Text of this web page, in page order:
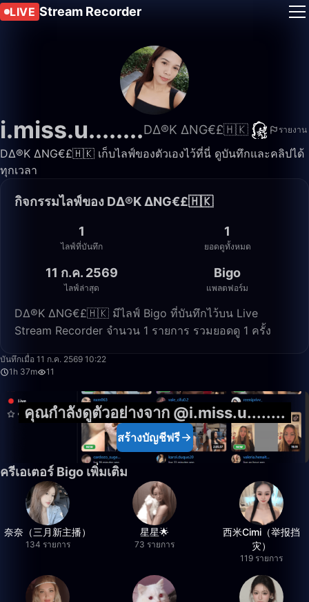
LIVE Stream Recorder
i.miss.u........D∆®K ∆NG€£🇭🇰 รายงาน
D∆®K ∆NG€£🇭🇰 เก็บไลฟ์ของตัวเองไว้ที่นี่ ดูบันทึกและคลิปได้
ทุกเวลา
กิจกรรมไลฟ์ของ D∆®K ∆NG€£🇭🇰
1
ไลฟ์ที่บันทึก
1
ยอดดูทั้งหมด
11 ก.ค. 2569
ไลฟ์ล่าสุด
Bigo
แพลตฟอร์ม
D∆®K ∆NG€£🇭🇰 มีไลฟ์ Bigo ที่บันทึกไว้บน Live
Stream Recorder จำนวน 1 รายการ รวมยอดดู 1 ครั้ง
บันทึกเมื่อ 11 ก.ค. 2569 10:22
1h 37m
11
คุณกำลังดูตัวอย่างจาก @i.miss.u........
สร้างบัญชีฟรี
ครีเอเตอร์ Bigo เพิ่มเติม
奈奈（三月新主播）
134 รายการ
星星🌟
73 รายการ
西米Cimi（举报挡
灾）
119 รายการ